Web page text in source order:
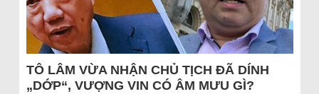
TÔ LÂM VỪA NHẬN CHỦ TỊCH ĐÃ DÍNH
„DỚP“, VƯỢNG VIN CÓ ÂM MƯU GÌ?